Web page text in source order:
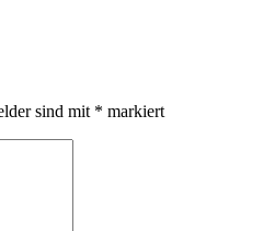
sind mit * markiert